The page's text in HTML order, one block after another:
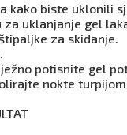
kako biste uklonili
uklanjanje gel
za skidanje.
potisnite gel
nokte